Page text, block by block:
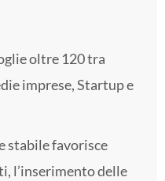
oltre 120 tra
imprese, Startup e
stabile favorisce
l’inserimento delle